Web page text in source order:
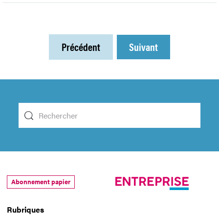
Précédent Suivant
Rubriques
Abonnement papier